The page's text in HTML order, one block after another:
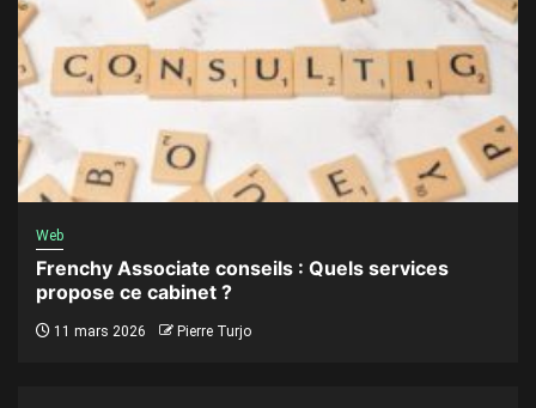
Web
Frenchy Associate conseils : Quels services
propose ce cabinet ?
11 mars 2026 Pierre Turjo